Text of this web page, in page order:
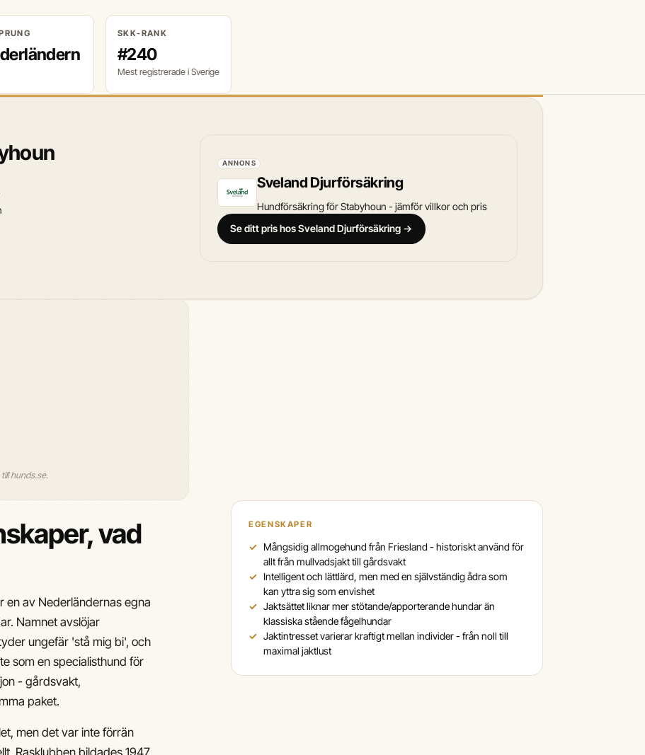
SKK-RANK
#240
Mest registrerade i Sverige
ANNONS
Sveland Djurförsäkring
Hundförsäkring för Stabyhoun - jämför villkor och pris
Se ditt pris hos Sveland Djurförsäkring →
hunds.se.
vad
en av Nederländernas egna
Namnet avslöjar
ungefär 'stå mig bi', och
som en specialisthund för
- gårdsvakt,
paket.
men det var inte förrän
EGENSKAPER
Mångsidig allmogehund från Friesland - historiskt använd för
allt från mullvadsjakt till gårdsvakt
Intelligent och lättlärd, men med en självständig ådra som
kan yttra sig som envishet
Jaktsättet liknar mer stötande/apporterande hundar än
klassiska stående fågelhundar
Jaktintresset varierar kraftigt mellan individer - från noll till
maximal jaktlust